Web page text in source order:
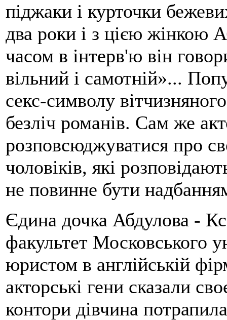
піджаки і курточки
два роки і з цією жінкою
часом в інтерв'ю він
вільний і самотній»...
секс-символу
безліч романів. Сам же
розповсюджуватися про
чоловіків, які
не повинне бути
Єдина дочка Абдулова -
факультет Московського
юристом в англійській
акторські гени сказали
контори дівчина